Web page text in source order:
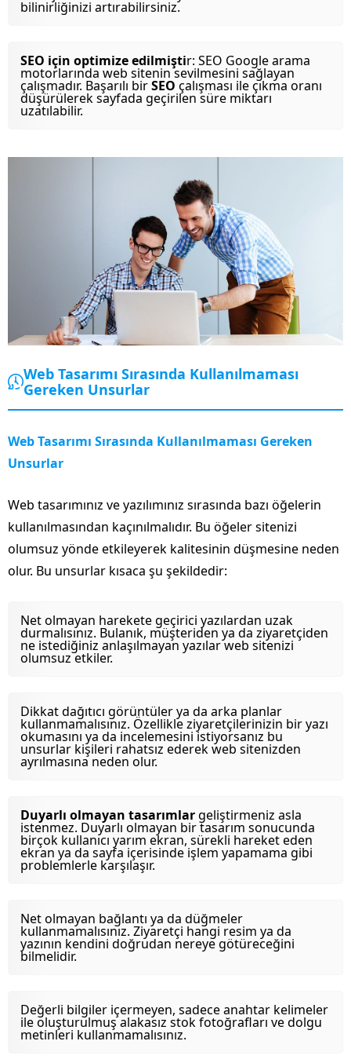
bilinirliğinizi artırabilirsiniz.
SEO için optimize edilmiştir: SEO Google arama
motorlarında web sitenin sevilmesini sağlayan
çalışmadır. Başarılı birSEO çalışması ile çıkma oranı
düşürülerek sayfada geçirilen süre miktarı
uzatılabilir.
Web Tasarımı Sırasında Kullanılmaması
Gereken Unsurlar
Web Tasarımı Sırasında Kullanılmaması Gereken
Unsurlar
Web tasarımınız ve yazılımınız sırasında bazı öğelerin
kullanılmasından kaçınılmalıdır. Bu öğeler sitenizi
olumsuz yönde etkileyerek kalitesinin düşmesine neden
olur. Bu unsurlar kısaca şu şekildedir:
Net olmayan harekete geçirici yazılardan uzak
durmalısınız. Bulanık, müşteriden ya da ziyaretçiden
ne istediğiniz anlaşılmayan yazılar web sitenizi
olumsuz etkiler.
Dikkat dağıtıcı görüntüler ya da arka planlar
kullanmamalısınız. Özellikle ziyaretçilerinizin bir yazı
okumasını ya da incelemesini istiyorsanız bu
unsurlar kişileri rahatsız ederek web sitenizden
ayrılmasına neden olur.
Duyarlı olmayan tasarımlargeliştirmeniz asla
istenmez. Duyarlı olmayan bir tasarım sonucunda
birçok kullanıcı yarım ekran, sürekli hareket eden
ekran ya da sayfa içerisinde işlem yapamama gibi
problemlerle karşılaşır.
Net olmayan bağlantı ya da düğmeler
kullanmamalısınız. Ziyaretçi hangi resim ya da
yazının kendini doğrudan nereye götüreceğini
bilmelidir.
Değerli bilgiler içermeyen, sadece anahtar kelimeler
ile oluşturulmuş alakasız stok fotoğrafları ve dolgu
metinleri kullanmamalısınız.